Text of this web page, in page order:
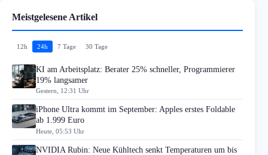
Meistgelesene Artikel
12h 24h 7 Tage 30 Tage
KI am Arbeitsplatz: Berater 25% schneller, Programmierer
19% langsamer
Gestern, 12:31 Uhr
iPhone Ultra kommt im September: Apples erstes Foldable
ab 1.999 Euro
Heute, 05:53 Uhr
NVIDIA Rubin: Neue Kühltech senkt Temperaturen um bis